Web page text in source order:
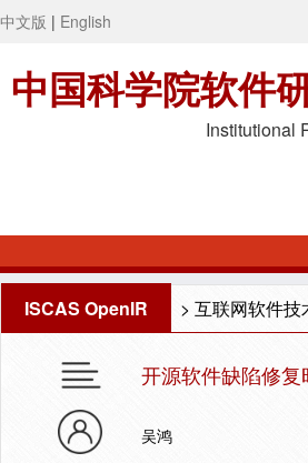
中文版 | English
中国科学院软件
Institutional
ISCAS OpenIR > 互联网软件技
开源软件缺陷修
吴鸿